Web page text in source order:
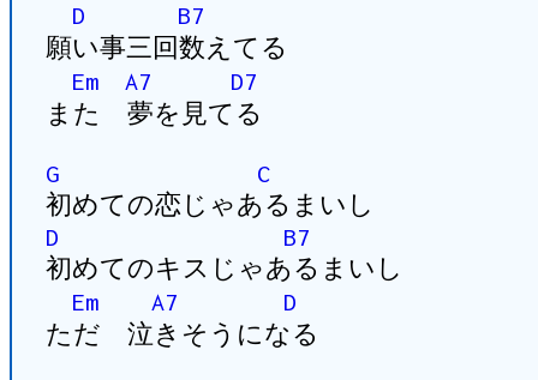
D
B7
願い事三回数えてる
Em
A7
D7
また 夢を見てる
G
C
初めての恋じゃあるまいし
D
B7
初めてのキスじゃあるまいし
Em
A7
D
ただ 泣きそうになる